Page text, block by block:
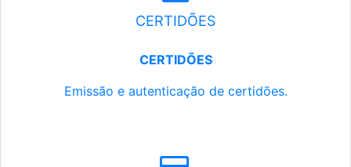
CERTIDÕES
CERTIDÕES
Emissão e autenticação de certidões.